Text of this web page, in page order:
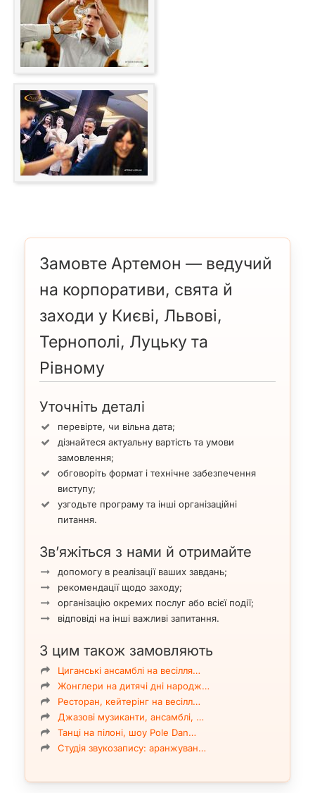
Замовте Артемон — ведучий
на корпоративи, свята й
заходи у Києві, Львові,
Тернополі, Луцьку та
Рівному
Уточніть деталі
перевірте, чи вільна дата;
дізнайтеся актуальну вартість та умови
замовлення;
обговоріть формат і технічне забезпечення
виступу;
узгодьте програму та інші організаційні
питання.
Зв’яжіться з нами й отримайте
допомогу в реалізації ваших завдань;
рекомендації щодо заходу;
організацію окремих послуг або всієї події;
відповіді на інші важливі запитання.
З цим також замовляють
Циганські ансамблі на весілля…
Жонглери на дитячі дні народж…
Ресторан, кейтерінг на весілл…
Джазові музиканти, ансамблі, …
Танці на пілоні, шоу Pole Dan…
Студія звукозапису: аранжуван…